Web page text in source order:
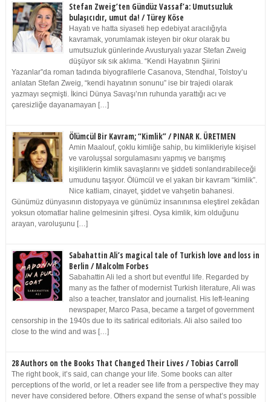
Stefan Zweig’ten Gündüz Vassaf’a: Umutsuzluk
bulaşıcıdır, umut da! / Türey Köse
Hayatı ve hatta siyaseti hep edebiyat aracılığıyla
kavramak, yorumlamak isteyen bir okur olarak bu
umutsuzluk günlerinde Avusturyalı yazar Stefan Zweig
düşüyor sık sık aklıma. “Kendi Hayatının Şiirini
Yazanlar”da roman tadında biyografilerle Casanova, Stendhal, Tolstoy’u
anlatan Stefan Zweig, “kendi hayatının sonunu” ise bir trajedi olarak
yazmayı seçmişti. İkinci Dünya Savaşı’nın ruhunda yarattığı acı ve
çaresizliğe dayanamayan […]
Ölümcül Bir Kavram; “Kimlik” / PINAR K. ÜRETMEN
Amin Maalouf, çoklu kimliğe sahip, bu kimlikleriyle kişisel
ve varoluşsal sorgulamasını yapmış ve barışmış
kişiliklerin kimlik savaşlarını ve şiddeti sonlandırabileceği
umudunu taşıyor. Ölümcül ve el yakan bir kavram “kimlik”.
Nice katliam, cinayet, şiddet ve vahşetin bahanesi.
Günümüz dünyasının distopyaya ve günümüz insanınınsa eleştirel zekâdan
yoksun otomatlar haline gelmesinin şifresi. Oysa kimlik, kim olduğunu
arayan, varoluşunu […]
Sabahattin Ali’s magical tale of Turkish love and loss in
Berlin / Malcolm Forbes
Sabahattin Ali led a short but eventful life. Regarded by
many as the father of modernist Turkish literature, Ali was
also a teacher, translator and journalist. His left-leaning
newspaper, Marco Pasa, became a target of government
censorship in the 1940s due to its satirical editorials. Ali also sailed too
close to the wind and was […]
28 Authors on the Books That Changed Their Lives / Tobias Carroll
The right book, it’s said, can change your life. Some books can alter
perceptions of the world, or let a reader see life from a perspective they may
never have considered before. Others expand the sense of what’s possible